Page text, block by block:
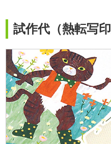
試作代（熱転写印